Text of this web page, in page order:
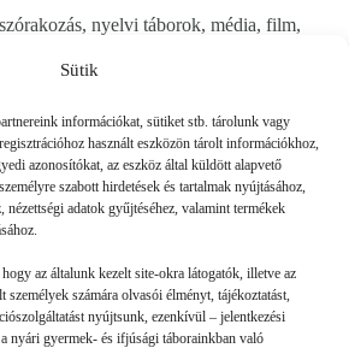
Sütik
információkat, sütiket stb. tárolunk vagy
használt eszközön tárolt információkhoz,
azonosítókat, az eszköz által küldött alapvető
szabott hirdetések és tartalmak nyújtásához,
nézettségi adatok gyűjtéséhez, valamint termékek
az általunk kezelt site-okra látogatók, illetve az
személyek számára olvasói élményt, tájékoztatást,
nyújtsunk, ezenkívül – jelentkezési
nyári gyermek- és ifjúsági táborainkban való
nyelvi táborok, média, film,